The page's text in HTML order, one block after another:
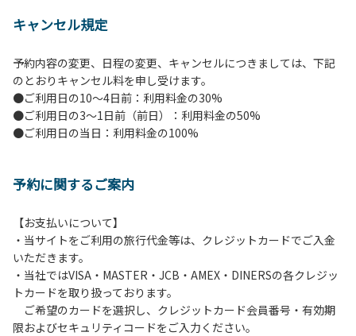
また、今後の状況次第で変わる場合がありますのでご了承く
【ペンションでの取り組み】
・お食事は席数を減らしソーシャルディスタンスを確保して
のお食事。
・お食事は18時と19時の2回に分けて行います。（ご希望の
・玄関、食堂に手指の消毒スプレーを設置。
・定期的な施設の消毒。
・スタッフの体調管理、健康チェックの徹底。
・使い捨てスリッパをご用意しております。
・施設内の換気。
※食事中は窓を開けて換気をさせていただく場合がございま
す。また、山の上なので朝晩は冷えます。服装は１枚多めに
ご用意ください。
キャンセル規定
予約内容の変更、日程の変更、キャンセルにつきましては、下記
のとおりキャンセル料を申し受けます。
●ご利用日の10～4日前：利用料金の30%
●ご利用日の3～1日前（前日）：利用料金の50%
●ご利用日の当日：利用料金の100%
予約に関するご案内
【お支払いについて】
・当サイトをご利用の旅行代金等は、クレジットカードでご入金
いただきます。
・当社ではVISA・MASTER・JCB・AMEX・DINERSの各クレジッ
トカードを取り扱っております。
ご希望のカードを選択し、クレジットカード会員番号・有効期
限およびセキュリティコードをご入力ください。